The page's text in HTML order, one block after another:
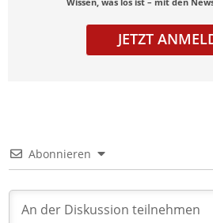
JETZT
Abonnieren